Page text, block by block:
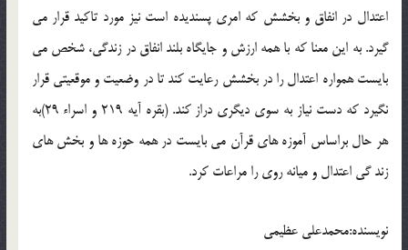
اعتدال در انفاق و بخشش كه امري پسنديده است نيز مورد تاكيد قرار مي
گيرد. به اين معنا كه با همه ارزش و جايگاه بلند انفاق در زندگي، شخص مي
بايست همواره اعتدال را در بخشش رعايت كند تا در وضعيت و موقعيتي قرار
نگيرد كه دست نياز به سوي ديگري دراز كند. (بقره آيه 219 و اسراء 29)به
هر حال براساس آموزه هاي قرآن مي بايست در همه حوزه ها و بخش هاي
زند گي اعتدال و ميانه روي را مراعات كرد.
نویسنده:محمدعلي عظيمي